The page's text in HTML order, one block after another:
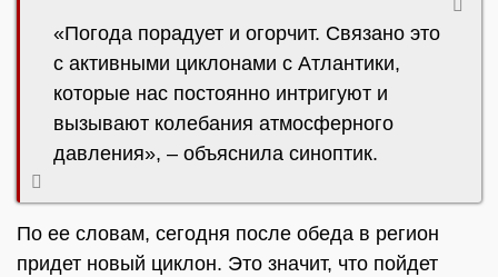
«Погода порадует и огорчит. Связано это
с активными циклонами с Атлантики,
которые нас постоянно интригуют и
вызывают колебания атмосферного
давления», – объяснила синоптик.
По ее словам, сегодня после обеда в регион
придет новый циклон. Это значит, что пойдет